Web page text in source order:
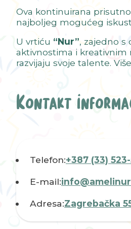
Ova kontinuirana
najboljeg mogućeg
U vrtiću “Nur”, zajedno s
aktivnostima i kreativnim
razvijaju svoje talente.
Kontakt
Telefon:+387 (33)
E-mail:
Adresa:Zagrebačka